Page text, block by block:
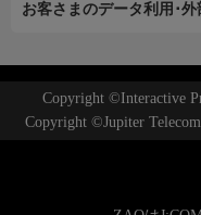
お客さまのデータ利用･
Copyright ©Interactive
Copyright ©Jupiter